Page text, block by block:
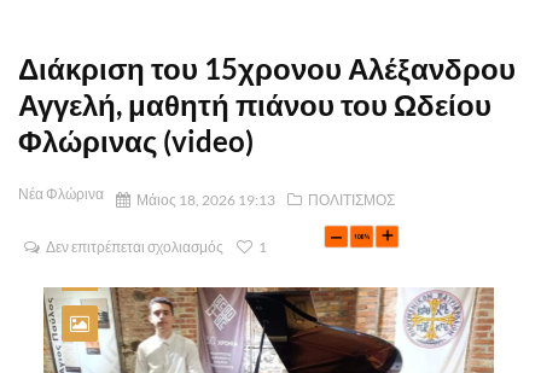
Διάκριση του 15χρονου Αλέξανδρου
Αγγελή, μαθητή πιάνου του Ωδείου
Φλώρινας (video)
Νέα Φλώρινα Μάιος 18, 2026 19:13 ΠΟΛΙΤΙΣΜΟΣ
Δεν επιτρέπεται σχολιασμός 1